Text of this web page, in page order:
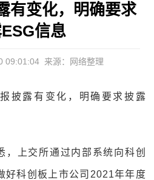
有变化，明确要求
信息
09:01:04 来源：网络整理
披露有变化，明确要求披露
，上交所通过内部系统向科创
好科创板上市公司2021年年度